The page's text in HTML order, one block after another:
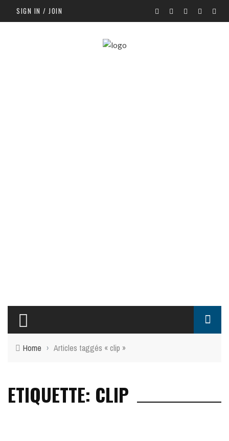
SIGN IN / JOIN
Home › Articles taggés « clip »
ETIQUETTE: CLIP